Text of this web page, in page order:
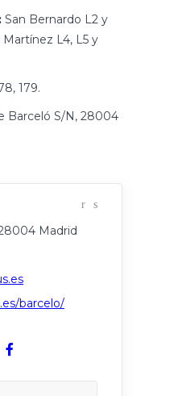
San Bernardo L2 y
Martínez L4, L5 y
179.
Barceló S/N, 28004
Madrid
barcelo/